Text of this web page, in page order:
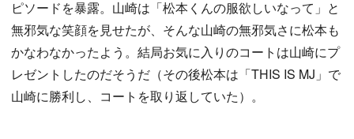
ピソードを暴露。山崎は「松本くんの服欲しいなって」と
無邪気な笑顔を見せたが、そんな山崎の無邪気さに松本も
かなわなかったよう。結局お気に入りのコートは山崎にプ
レゼントしたのだそうだ（その後松本は「THIS IS MJ」で
山崎に勝利し、コートを取り返していた）。